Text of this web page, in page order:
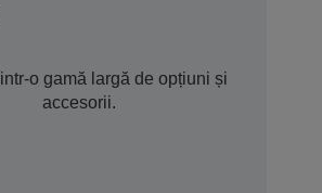
o gamă largă de opțiuni și
accesorii.